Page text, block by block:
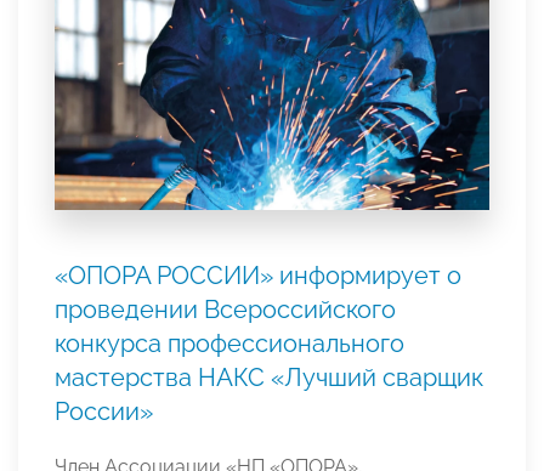
«ОПОРА РОССИИ» информирует о
проведении Всероссийского
конкурса профессионального
мастерства НАКС «Лучший сварщик
России»